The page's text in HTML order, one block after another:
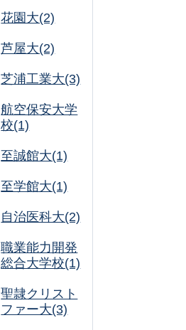
花園大(2)
芦屋大(2)
芝浦工業大(3)
航空保安大学
校(1)
至誠館大(1)
至学館大(1)
自治医科大(2)
職業能力開発
総合大学校(1)
聖隷クリスト
ファー大(3)